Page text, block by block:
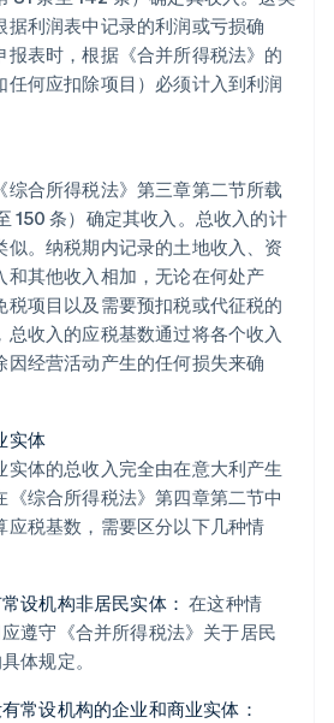
据利润表中记录的利润或亏损确
报表时，根据《合并所得税法》的
任何应扣除项目）必须计入到利润
综合所得税法》第三章第二节所载
150 条）确定其收入。总收入的计
似。纳税期内记录的土地收入、资
和其他收入相加，无论在何处产
税项目以及需要预扣税或代征税的
总收入的应税基数通过将各个收入
因经营活动产生的任何损失来确
实体
实体的总收入完全由在意大利产生
《综合所得税法》第四章第二节中
应税基数，需要区分以下几种情
设机构非居民实体： 在这种情
遵守《合并所得税法》关于居民
体规定。
常设机构的企业和商业实体：